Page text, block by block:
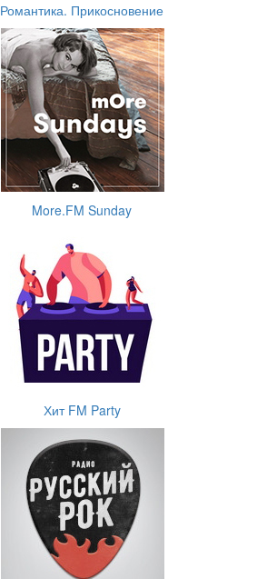
Романтика. Прикосновение
More.FM Sunday
Хит FM Party